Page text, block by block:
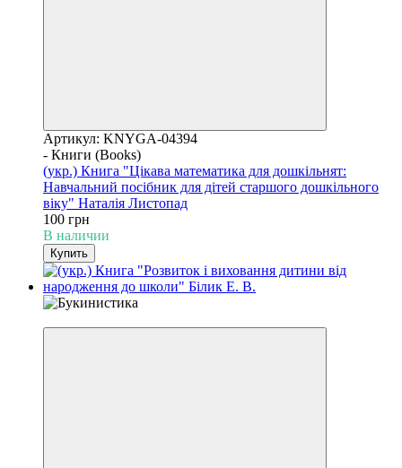
Артикул: KNYGA-04394
- Книги (Books)
(укр.) Книга "Цікава математика для дошкільнят:
Навчальний посібник для дітей старшого дошкільного
віку" Наталія Листопад
100 грн
В наличии
Купить